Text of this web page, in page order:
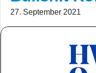
27. September 2021